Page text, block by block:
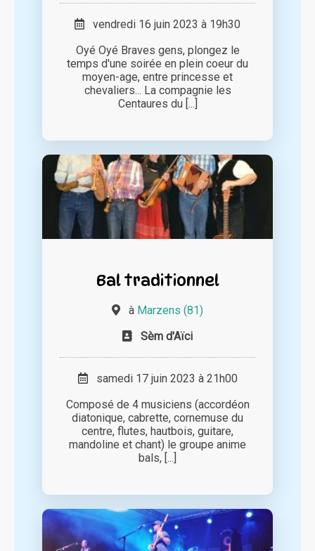
vendredi 16 juin 2023 à 19h30
Oyé Oyé Braves gens, plongez le
temps d'une soirée en plein coeur du
moyen-age, entre princesse et
chevaliers... La compagnie les
Centaures du [...]
Bal traditionnel
à Marzens (81)
Sèm d'Aïci
samedi 17 juin 2023 à 21h00
Composé de 4 musiciens (accordéon
diatonique, cabrette, cornemuse du
centre, flutes, hautbois, guitare,
mandoline et chant) le groupe anime
bals, [...]